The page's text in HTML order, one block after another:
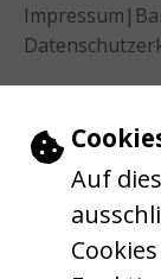
Auf
Impressum |